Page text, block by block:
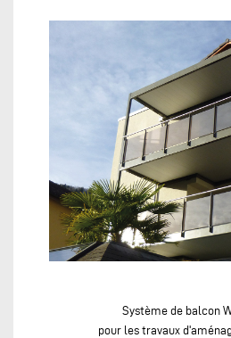
Système de balcon
pour les travaux